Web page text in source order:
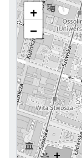
+
−